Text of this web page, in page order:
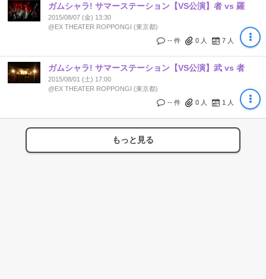
ガムシャラ! サマーステーション【VS公演】者 vs 羅
2015/08/07 (金) 13:30
@EX THEATER ROPPONGI (東京都)
-- 件
0 人 7 人
ガムシャラ! サマーステーション【VS公演】武 vs 者
2015/08/01 (土) 17:00
@EX THEATER ROPPONGI (東京都)
-- 件
0 人 1 人
もっと見る